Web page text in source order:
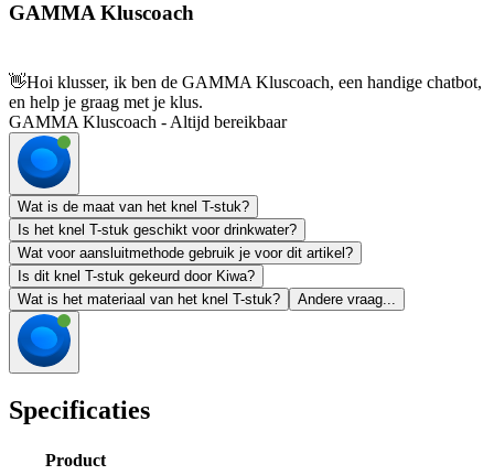
GAMMA Kluscoach
👋Hoi klusser, ik ben de GAMMA Kluscoach, een handige chatbot,
en help je graag met je klus.
GAMMA Kluscoach - Altijd bereikbaar
Wat is de maat van het knel T-stuk?
Is het knel T-stuk geschikt voor drinkwater?
Wat voor aansluitmethode gebruik je voor dit artikel?
Is dit knel T-stuk gekeurd door Kiwa?
Wat is het materiaal van het knel T-stuk?
Andere vraag...
Specificaties
Product